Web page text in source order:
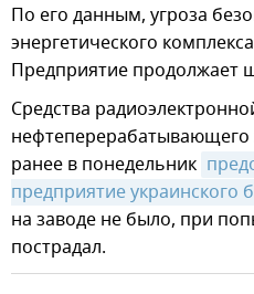
По его данным, угроза
энергетического
Предприятие продолжает
Средства
ранее в понедельник
предприятие украинского
на заводе не было, при
пострадал.